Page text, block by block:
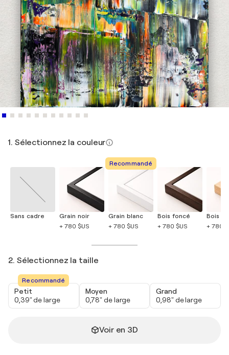
1. Sélectionnez la couleur
Sans cadre
Grain noir
+ 780 $US
Recommandé
Grain blanc
+ 780 $US
Bois foncé
+ 780 $US
Bois
+ 780
2. Sélectionnez la taille
Recommandé
Petit
0,39" de large
Moyen
0,78" de large
Grand
0,98" de large
Voir en 3D